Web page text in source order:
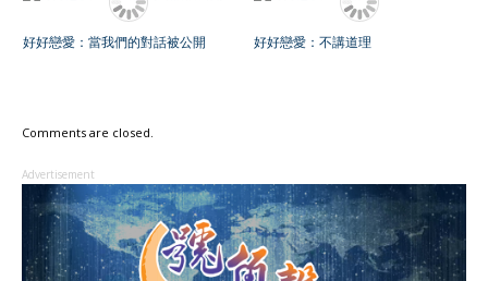
好好戀愛：當我們的對話被公開 好好戀愛：不講道理
Comments are closed.
Advertisement